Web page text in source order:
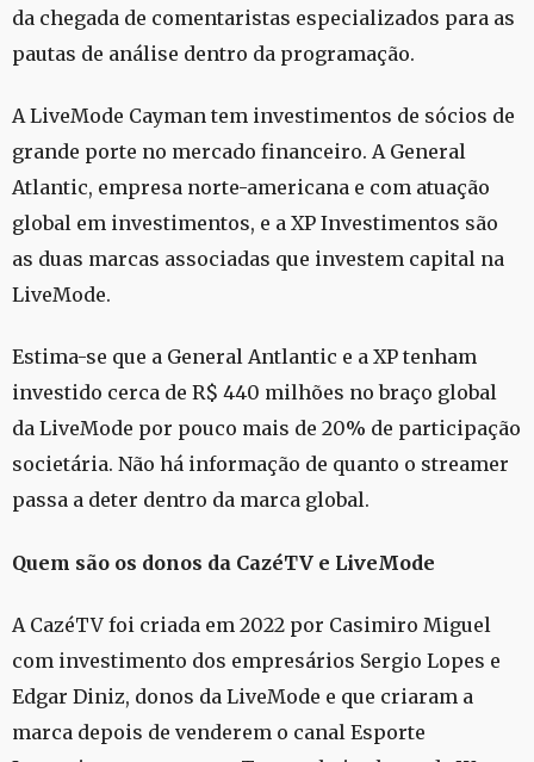
da chegada de comentaristas especializados para as
pautas de análise dentro da programação.
A LiveMode Cayman tem investimentos de sócios de
grande porte no mercado financeiro. A General
Atlantic, empresa norte-americana e com atuação
global em investimentos, e a XP Investimentos são
as duas marcas associadas que investem capital na
LiveMode.
Estima-se que a General Antlantic e a XP tenham
investido cerca de R$ 440 milhões no braço global
da LiveMode por pouco mais de 20% de participação
societária. Não há informação de quanto o streamer
passa a deter dentro da marca global.
Quem são os donos da CazéTV e LiveMode
A CazéTV foi criada em 2022 por Casimiro Miguel
com investimento dos empresários Sergio Lopes e
Edgar Diniz, donos da LiveMode e que criaram a
marca depois de venderem o canal Esporte